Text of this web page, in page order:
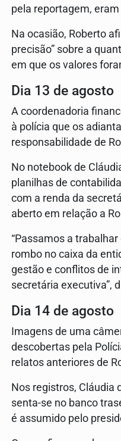
pela reportagem, eram
Na ocasião, Roberto
precisão” sobre a
em que os valores
Dia 13 de agosto
A coordenadoria
à polícia que os
responsabilidade de
No notebook de
planilhas de
com a renda da
aberto em relação a
“Passamos a
rombo no caixa da
gestão e conflitos de
secretária executiva”,
Dia 14 de agosto
Imagens de uma
descobertas pela
relatos anteriores de
Nos registros, Cláudia
senta-se no banco
é assumido pelo